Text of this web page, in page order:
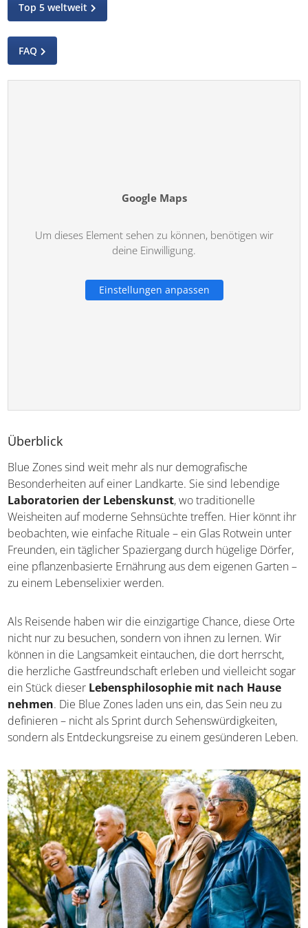
Top 5 weltweit
FAQ
Google Maps
Um dieses Element sehen zu können, benötigen wir
deine Einwilligung.
Einstellungen anpassen
Überblick
Blue Zones sind weit mehr als nur demografische
Besonderheiten auf einer Landkarte. Sie sind lebendige
Laboratorien der Lebenskunst, wo traditionelle
Weisheiten auf moderne Sehnsüchte treffen. Hier könnt
ihr beobachten, wie einfache Rituale – ein Glas Rotwein
unter Freunden, ein täglicher Spaziergang durch hügelige
Dörfer, eine pflanzenbasierte Ernährung aus dem eigenen
Garten – zu einem Lebenselixier werden.
Als Reisende haben wir die einzigartige Chance, diese
Orte nicht nur zu besuchen, sondern von ihnen zu lernen.
Wir können in die Langsamkeit eintauchen, die dort
herrscht, die herzliche Gastfreundschaft erleben und
vielleicht sogar ein Stück dieserLebensphilosophie mit
nach Hause nehmen. Die Blue Zones laden uns ein,
das Sein neu zu definieren – nicht als Sprint durch
Sehenswürdigkeiten, sondern als Entdeckungsreise zu